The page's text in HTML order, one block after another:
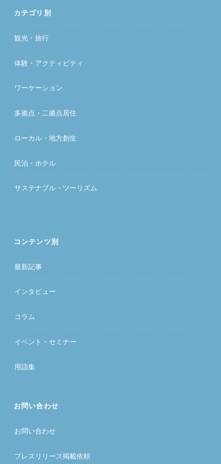
カテゴリ別
観光・旅行
体験・アクティビティ
ワーケーション
多拠点・二拠点居住
ローカル・地方創生
民泊・ホテル
サステナブル・ツーリズム
コンテンツ別
最新記事
インタビュー
コラム
イベント・セミナー
用語集
お問い合わせ
お問い合わせ
プレスリリース掲載依頼